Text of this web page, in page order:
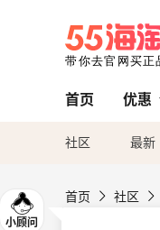
首页 优惠
社区 最新
首页 社区